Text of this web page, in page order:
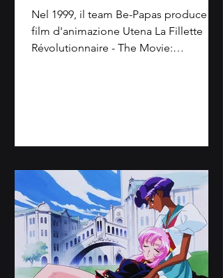
Nel 1999, il team Be-Papas produce il
film d'animazione Utena La Fillette
Révolutionnaire - The Movie: